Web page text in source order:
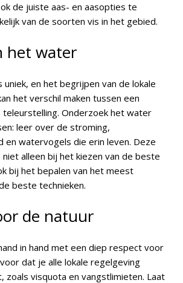
de juiste aas- en aasopties te
van de soorten vis in het gebied.
het water
uniek, en het begrijpen van de lokale
het verschil maken tussen een
teleurstelling. Onderzoek het water
leer over de stroming,
en watervogels die erin leven. Deze
alleen bij het kiezen van de beste
bij het bepalen van het meest
beste technieken.
de natuur
in hand met een diep respect voor
dat je alle lokale regelgeving
zoals visquota en vangstlimieten. Laat